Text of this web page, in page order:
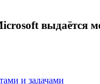
выдаётся
и задачами